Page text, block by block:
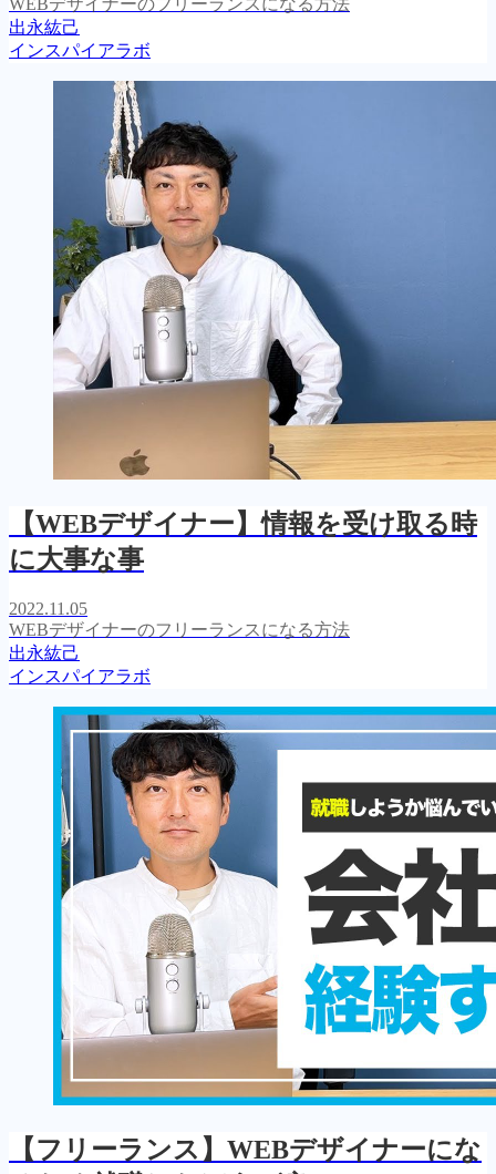
出永紘己
インスパイアラボ
【WEBデザイナー】情報を受け取る時
に大事な事
2022.11.05
WEBデザイナーのフリーランスになる方法
出永紘己
インスパイアラボ
【フリーランス】WEBデザイナーにな